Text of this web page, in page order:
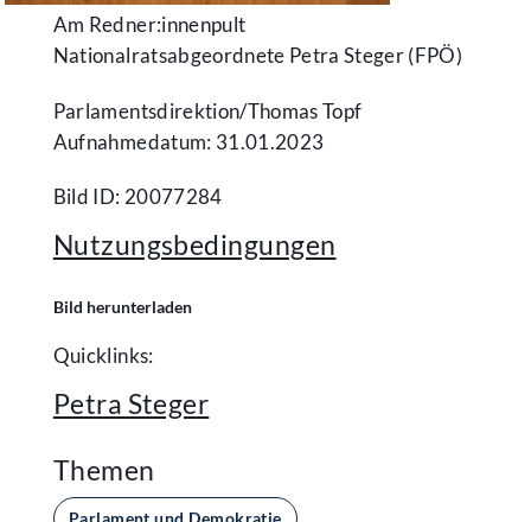
Am Redner:innenpult
Nationalratsabgeordnete Petra Steger (FPÖ)
Parlamentsdirektion/​Thomas Topf
Aufnahmedatum: 31.01.2023
Bild ID: 20077284
Nutzungsbedingungen
Bild herunterladen
Quicklinks:
Petra Steger
Themen